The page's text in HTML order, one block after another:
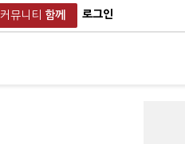
커뮤니티 함께 로그인